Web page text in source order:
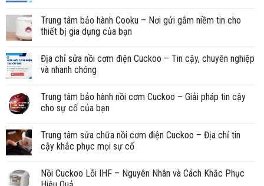
Trung tâm bảo hành Cooku – Nơi gửi gắm niềm tin cho
thiết bị gia dụng của bạn
Địa chỉ sửa nồi cơm điện Cuckoo – Tin cậy, chuyên nghiệp
và nhanh chóng
Trung tâm bảo hành nồi cơm Cuckoo – Giải pháp tin cậy
cho sự cố của bạn
Trung tâm sửa chữa nồi cơm điện Cuckoo – Địa chỉ tin
cậy khắc phục mọi sự cố
Nồi Cuckoo Lỗi IHF – Nguyên Nhân và Cách Khắc Phục